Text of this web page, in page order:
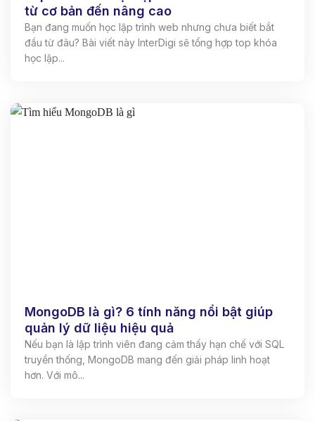
từ cơ bản đến nâng cao
Bạn đang muốn học lập trình web nhưng chưa biết bắt
đầu từ đâu? Bài viết này InterDigi sẽ tổng hợp top khóa
học lập...
MongoDB là gì? 6 tính năng nổi bật giúp
quản lý dữ liệu hiệu quả
Nếu bạn là lập trình viên đang cảm thấy hạn chế với SQL
truyền thống, MongoDB mang đến giải pháp linh hoạt
hơn. Với mô...